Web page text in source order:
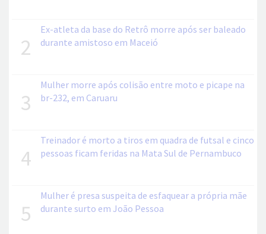
2
Ex-atleta da base do Retrô morre após ser baleado
durante amistoso em Maceió
3
Mulher morre após colisão entre moto e picape na
br-232, em Caruaru
4
Treinador é morto a tiros em quadra de futsal e cinco
pessoas ficam feridas na Mata Sul de Pernambuco
5
Mulher é presa suspeita de esfaquear a própria mãe
durante surto em João Pessoa